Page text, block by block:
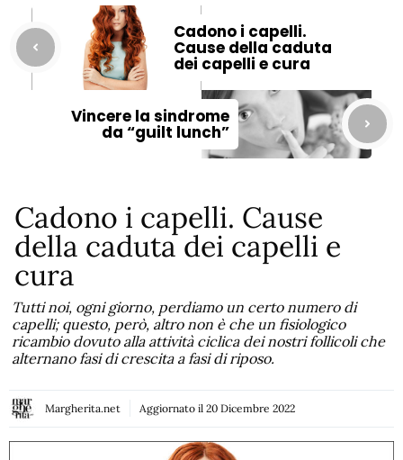
Cadono i capelli.
Cause della caduta
dei capelli e cura
Vincere la sindrome
da “guilt lunch”
Cadono i capelli. Cause
della caduta dei capelli e
cura
Tutti noi, ogni giorno, perdiamo un certo numero di
capelli; questo, però, altro non è che un fisiologico
ricambio dovuto alla attività ciclica dei nostri follicoli che
alternano fasi di crescita a fasi di riposo.
Margherita.net Aggiornato il 20 Dicembre 2022